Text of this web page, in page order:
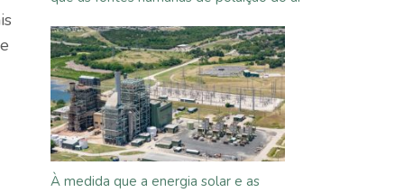
À medida que a energia solar e as